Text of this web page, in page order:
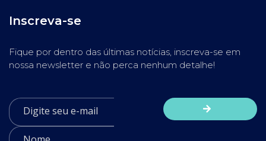
Inscreva-se
Fique por dentro das últimas notícias, inscreva-se em
nossa newsletter e não perca nenhum detalhe!